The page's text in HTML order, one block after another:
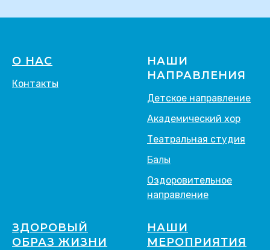
О НАС
Контакты
НАШИ
НАПРАВЛЕНИЯ
Детское направление
Академический хор
Театральная студия
Балы
Оздоровительное
направление
ЗДОРОВЫЙ
ОБРАЗ ЖИЗНИ
НАШИ
МЕРОПРИЯТИЯ